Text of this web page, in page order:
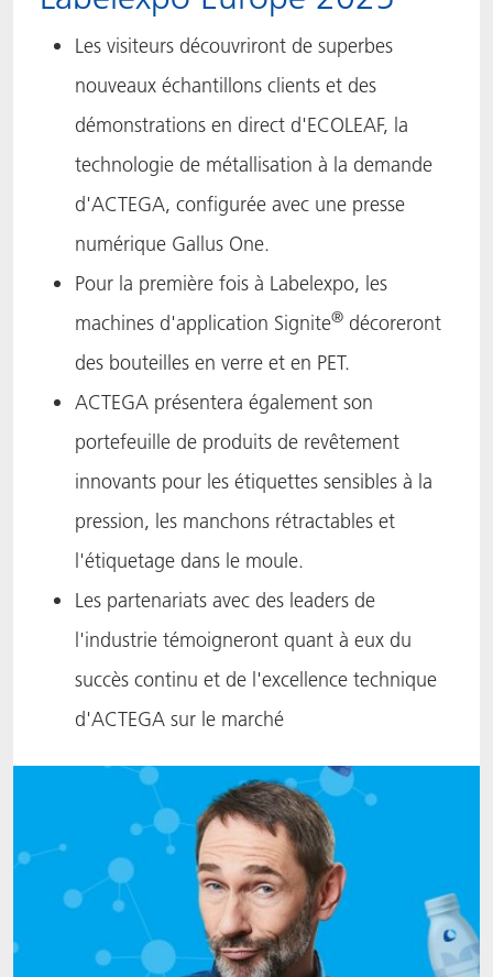
Les visiteurs découvriront de superbes
nouveaux échantillons clients et des
démonstrations en direct d'ECOLEAF, la
technologie de métallisation à la demande
d'ACTEGA, configurée avec une presse
numérique Gallus One.
Pour la première fois à Labelexpo, les
machines d'application Signite® décoreront
des bouteilles en verre et en PET.
ACTEGA présentera également son
portefeuille de produits de revêtement
innovants pour les étiquettes sensibles à la
pression, les manchons rétractables et
l'étiquetage dans le moule.
Les partenariats avec des leaders de
l'industrie témoigneront quant à eux du
succès continu et de l'excellence technique
d'ACTEGA sur le marché
ACTNext
ACTSmart
FoodClass
MotionCoat
PakSafe
WESSCO
Let's ACT
ACTEGA Rhenacoat
ACTEGA Schmid Rhyner